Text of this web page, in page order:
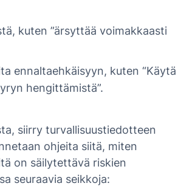
kuten ”ärsyttää voimakkaasti
ennaltaehkäisyyn, kuten “Käytä
hengittämistä”.
siirry turvallisuustiedotteen
ohjeita siitä, miten
on säilytettävä riskien
seuraavia seikkoja: